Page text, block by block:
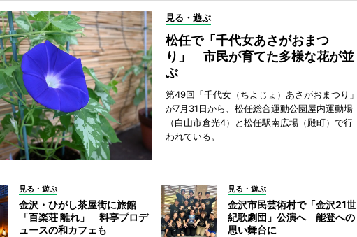
見る・遊ぶ
松任で「千代女あさがおまつ
り」 市民が育てた多様な花が並
ぶ
第49回「千代女（ちよじょ）あさがおまつり」
が7月31日から、松任総合運動公園屋内運動場
（白山市倉光4）と松任駅南広場（殿町）で行
われている。
見る・遊ぶ
金沢・ひがし茶屋街に旅館
「百楽荘 離れ」 料亭プロデ
ュースの和カフェも
見る・遊ぶ
金沢市民芸術村で「金沢21世
紀歌劇団」公演へ 能登への
思い舞台に